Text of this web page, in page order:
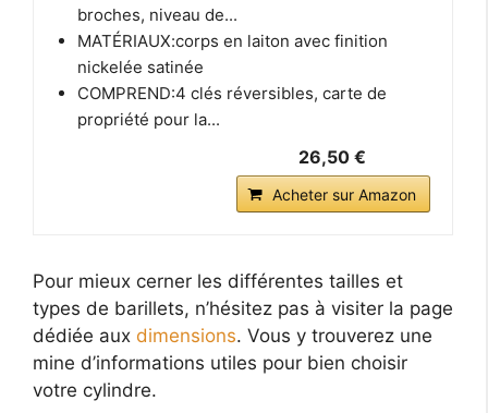
broches, niveau de...
MATÉRIAUX:corps en laiton avec finition
nickelée satinée
COMPREND:4 clés réversibles, carte de
propriété pour la...
26,50 €
Acheter sur Amazon
Pour mieux cerner les différentes tailles et
types de barillets, n’hésitez pas à visiter la page
dédiée aux dimensions. Vous y trouverez une
mine d’informations utiles pour bien choisir
votre cylindre.